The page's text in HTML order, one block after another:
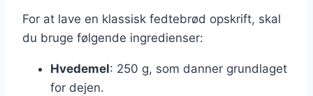
For at lave en klassisk fedtebrød opskrift, skal
du bruge følgende ingredienser:
Hvedemel: 250 g, som danner grundlaget
for dejen.